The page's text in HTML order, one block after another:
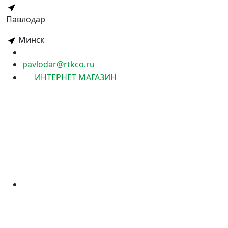
Павлодар
Минск
pavlodar@rtkco.ru
ИНТЕРНЕТ МАГАЗИН